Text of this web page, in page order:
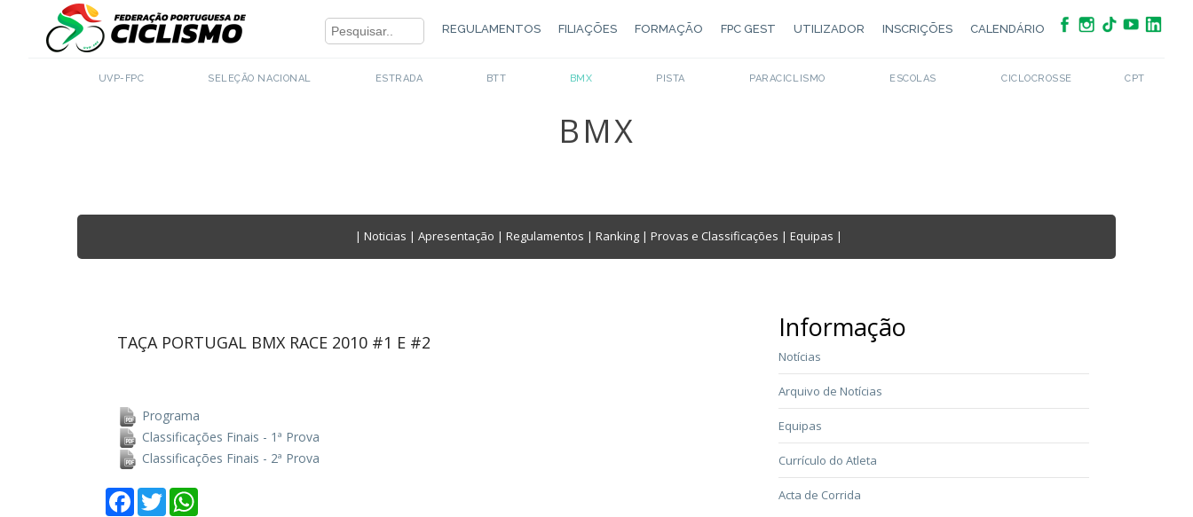
REGULAMENTOS FILIAÇÕES FORMAÇÃO FPC GEST UTILIZADOR INSCRIÇÕES CALENDÁRIO
UVP-FPC SELEÇÃO NACIONAL ESTRADA BTT BMX PISTA PARACICLISMO ESCOLAS CICLOCROSSE CPT
BMX
| Noticias | Apresentação | Regulamentos | Ranking | Provas e Classificações | Equipas |
TAÇA PORTUGAL BMX RACE 2010 #1 E #2
Programa
Classificações Finais - 1ª Prova
Classificações Finais - 2ª Prova
Facebook
Twitter
Informação
Notícias
Arquivo de Notícias
Equipas
Currículo do Atleta
Acta de Corrida